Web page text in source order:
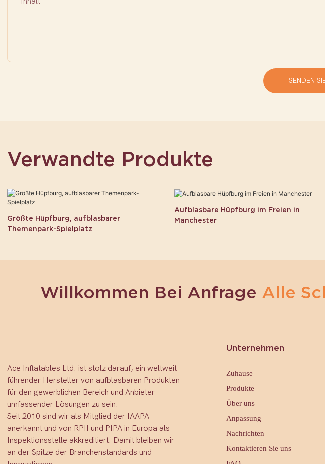
SENDEN
Verwandte Produkte
Größte Hüpfburg, aufblasbarer
Themenpark-Spielplatz
Aufblasbare Hüpfburg im Freien in
Manchester
Willkommen Bei Anfrage Alle
Ace Inflatables Ltd. ist stolz darauf, ein weltweit
führender Hersteller von aufblasbaren Produkten
für den gewerblichen Bereich und Anbieter
umfassender Lösungen zu sein.
Seit 2010 sind wir als Mitglied der IAAPA
anerkannt und von RPII und PIPA in Europa als
Inspektionsstelle akkreditiert. Damit bleiben wir
an der Spitze der Branchenstandards und
Unternehmen
Zuhause
Produkte
Über uns
Anpassung
Nachrichten
Kontaktieren Sie uns